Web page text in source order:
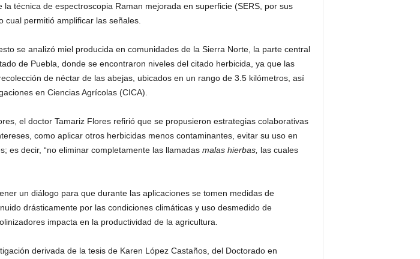
técnica de espectroscopia Raman mejorada en superficie (SERS, por sus
permitió amplificar las señales.
se analizó miel producida en comunidades de la Sierra Norte, la parte central
de Puebla, donde se encontraron niveles del citado herbicida, ya que las
de néctar de las abejas, ubicados en un rango de 3.5 kilómetros, así
en Ciencias Agrícolas (CICA).
el doctor Tamariz Flores refirió que se propusieron estrategias colaborativas
como aplicar otros herbicidas menos contaminantes, evitar su uso en
es decir, “no eliminar completamente las llamadas malas hierbas, las cuales
un diálogo para que durante las aplicaciones se tomen medidas de
drásticamente por las condiciones climáticas y uso desmedido de
impacta en la productividad de la agricultura.
derivada de la tesis de Karen López Castaños, del Doctorado en